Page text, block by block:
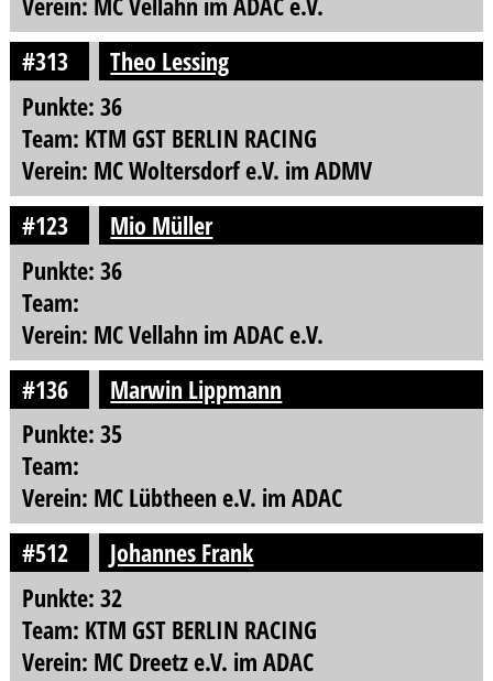
#313
Theo Lessing
Punkte: 36
Team: KTM GST BERLIN RACING
Verein: MC Woltersdorf e.V. im ADMV
#123
Mio Müller
Punkte: 36
Team:
Verein: MC Vellahn im ADAC e.V.
#136
Marwin Lippmann
Punkte: 35
Team:
Verein: MC Lübtheen e.V. im ADAC
#512
Johannes Frank
Punkte: 32
Team: KTM GST BERLIN RACING
Verein: MC Dreetz e.V. im ADAC